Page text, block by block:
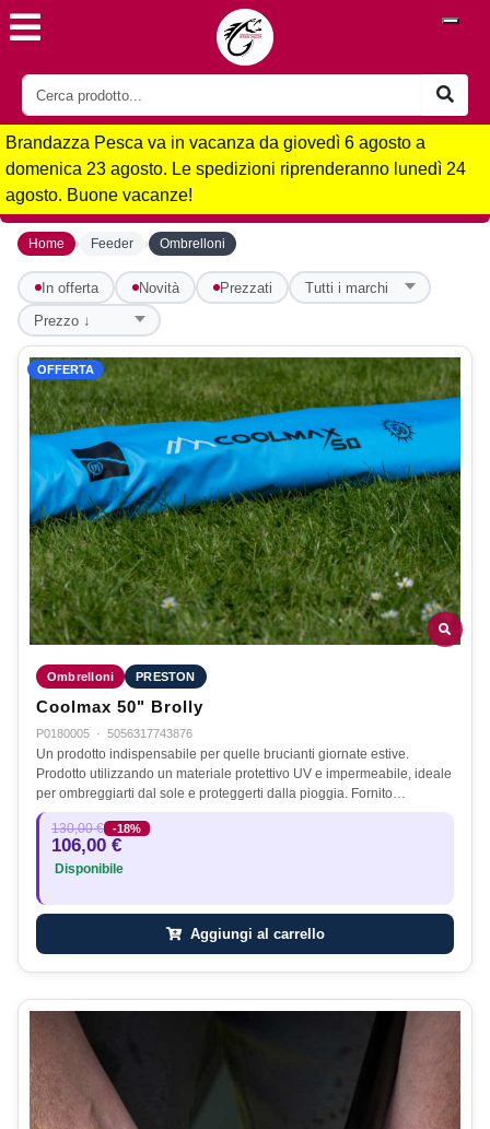
Brandazza Pesca va in vacanza da giovedì 6 agosto a
domenica 23 agosto. Le spedizioni riprenderanno lunedì 24
agosto. Buone vacanze!
Home › Feeder › Ombrelloni
In offerta Novità Prezzati
OFFERTA
Ombrelloni PRESTON
Coolmax 50" Brolly
P0180005 · 5056317743876
Un prodotto indispensabile per quelle brucianti giornate estive.
Prodotto utilizzando un materiale protettivo UV e impermeabile, ideale
per ombreggiarti dal sole e proteggerti dalla pioggia. Fornito…
130,00 € -18%
106,00 €
Disponibile
Aggiungi al carrello